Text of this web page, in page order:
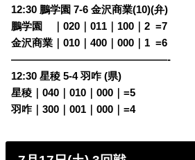
12:30 鵬学園 7-6 金沢商業(10)(弁)
鵬学園
｜020｜011｜100｜2 0=7
金沢商業｜010｜400｜000｜1 0=6
———————————————-
12:30 星稜 5-4 羽咋 (県)
星稜｜040｜010｜000｜=5
羽咋｜300｜001｜000｜=4